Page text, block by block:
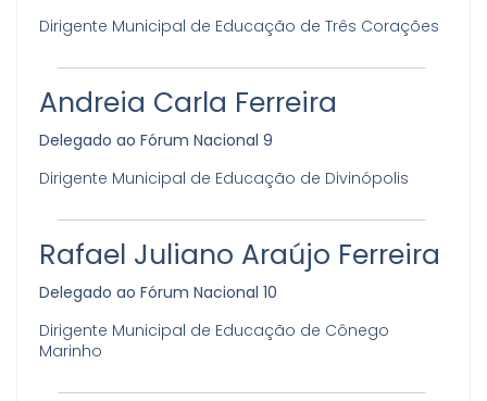
Dirigente Municipal de Educação de Três Corações
Andreia Carla Ferreira
Delegado ao Fórum Nacional 9
Dirigente Municipal de Educação de Divinópolis
Rafael Juliano Araújo Ferreira
Delegado ao Fórum Nacional 10
Dirigente Municipal de Educação de Cônego
Marinho